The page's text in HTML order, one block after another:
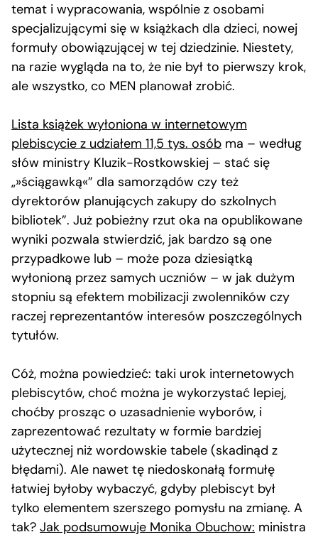
temat i wypracowania, wspólnie z osobami
specjalizującymi się w książkach dla dzieci, nowej
formuły obowiązującej w tej dziedzinie. Niestety,
na razie wygląda na to, że nie był to pierwszy krok,
ale wszystko, co MEN planował zrobić.
Lista książek wyłoniona w internetowym
plebiscycie z udziałem 11,5 tys. osób ma – według
słów ministry Kluzik-Rostkowskiej – stać się
„»ściągawką«” dla samorządów czy też
dyrektorów planujących zakupy do szkolnych
bibliotek”. Już pobieżny rzut oka na opublikowane
wyniki pozwala stwierdzić, jak bardzo są one
przypadkowe lub – może poza dziesiątką
wyłonioną przez samych uczniów – w jak dużym
stopniu są efektem mobilizacji zwolenników czy
raczej reprezentantów interesów poszczególnych
tytułów.
Cóż, można powiedzieć: taki urok internetowych
plebiscytów, choć można je wykorzystać lepiej,
choćby prosząc o uzasadnienie wyborów, i
zaprezentować rezultaty w formie bardziej
użytecznej niż wordowskie tabele (skadinąd z
błędami). Ale nawet tę niedoskonałą formułę
łatwiej byłoby wybaczyć, gdyby plebiscyt był
tylko elementem szerszego pomysłu na zmianę. A
tak? Jak podsumowuje Monika Obuchow: ministra